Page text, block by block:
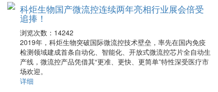
科炬生物国产微流控连续两年亮相行业展会倍受
追捧！
浏览次数： 14242
2019年，科炬生物突破国际微流控技术壁垒，率先在国内免疫
检测领域建成首条自动化、智能化、开放式微流控芯片全自动生
产线，微流控产品凭借其“更准、更快、更简单”特性深受医疗市
场欢迎。
详细